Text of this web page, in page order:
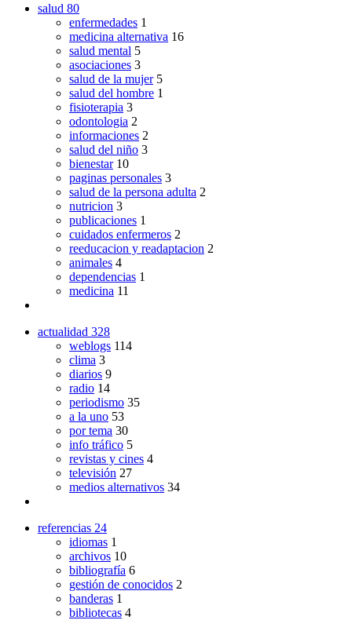
salud 80
enfermedades 1
medicina alternativa 16
salud mental 5
asociaciones 3
salud de la mujer 5
salud del hombre 1
fisioterapia 3
odontologia 2
informaciones 2
salud del niño 3
bienestar 10
paginas personales 3
salud de la persona adulta 2
nutricion 3
publicaciones 1
cuidados enfermeros 2
reeducacion y readaptacion 2
animales 4
dependencias 1
medicina 11
actualidad 328
weblogs 114
clima 3
diarios 9
radio 14
periodismo 35
a la uno 53
por tema 30
info tráfico 5
revistas y cines 4
televisión 27
medios alternativos 34
referencias 24
idiomas 1
archivos 10
bibliografía 6
gestión de conocidos 2
banderas 1
bibliotecas 4